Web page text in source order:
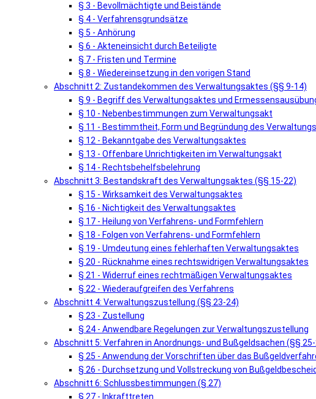
§ 3 - Bevollmächtigte und Beistände
§ 4 - Verfahrensgrundsätze
§ 5 - Anhörung
§ 6 - Akteneinsicht durch Beteiligte
§ 7 - Fristen und Termine
§ 8 - Wiedereinsetzung in den vorigen Stand
Abschnitt 2: Zustandekommen des Verwaltungsaktes (§§ 9-14)
§ 9 - Begriff des Verwaltungsaktes und
§ 10 - Nebenbestimmungen zum Verwaltungsakt
§ 11 - Bestimmtheit, Form und Begründung des
§ 12 - Bekanntgabe des Verwaltungsaktes
§ 13 - Offenbare Unrichtigkeiten im Verwaltungsakt
§ 14 - Rechtsbehelfsbelehrung
Abschnitt 3: Bestandskraft des Verwaltungsaktes (§§ 15-22)
§ 15 - Wirksamkeit des Verwaltungsaktes
§ 16 - Nichtigkeit des Verwaltungsaktes
§ 17 - Heilung von Verfahrens- und Formfehlern
§ 18 - Folgen von Verfahrens- und Formfehlern
§ 19 - Umdeutung eines fehlerhaften Verwaltungsaktes
§ 20 - Rücknahme eines rechtswidrigen Verwaltungsaktes
§ 21 - Widerruf eines rechtmäßigen Verwaltungsaktes
§ 22 - Wiederaufgreifen des Verfahrens
Abschnitt 4: Verwaltungszustellung (§§ 23-24)
§ 23 - Zustellung
§ 24 - Anwendbare Regelungen zur Verwaltungszustellung
Abschnitt 5: Verfahren in Anordnungs- und Bußgeldsachen (§§
§ 25 - Anwendung der Vorschriften über das
§ 26 - Durchsetzung und Vollstreckung von
Abschnitt 6: Schlussbestimmungen (§ 27)
§ 27 - Inkrafttreten